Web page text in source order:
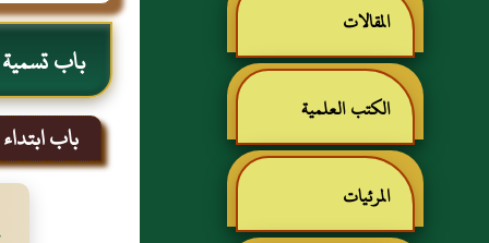
المقالات
الكتب العلمية
المرئيات
باب
باب